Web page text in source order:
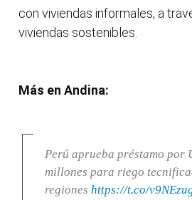
con viviendas informales, a
viviendas sostenibles.
Más en Andina:
Perú aprueba préstamo por
millones para riego
regiones https://t.co/